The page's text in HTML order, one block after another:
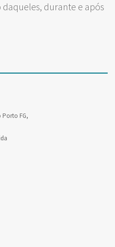
durante e após
FG,